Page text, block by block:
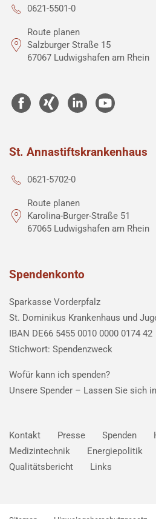
0621-5501-0
Route planen
Salzburger Straße 15
67067 Ludwigshafen am Rhein
St. Annastiftskrankenhaus
0621-5702-0
Route planen
Karolina-Burger-Straße 51
67065 Ludwigshafen am Rhein
Spendenkonto
Sparkasse Vorderpfalz
St. Dominikus Krankenhaus und
IBAN DE66 5455 0010 0000 0174 42
Stichwort: Spendenzweck
Wofür kann ich spenden?
Unsere Spender – Lassen Sie sich
Kontakt Presse Spenden
Medizintechnik
Energiepolitik
Qualitätsbericht
Links